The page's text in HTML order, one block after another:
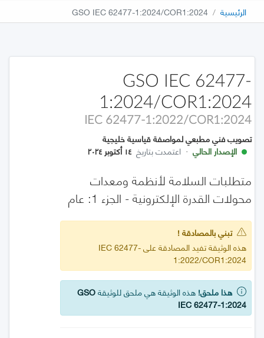
الرئيسية GSO IEC 62477-1:2024/COR1:2024
GSO IEC 62477-
1:2024/COR1:2024
IEC 62477-1:2022/COR1:2024
تصويب فني مطبعي لمواصفة قياسية خليجية
الإصدار الحالي · اعتمدت بتاريخ ١٤ أكتوبر ٢٠٢٤
متطلبات السلامة لأنظمة ومعدات
محولات القدرة الإلكترونية - الجزء 1: عام
تبني بالمصادقة !
هذه الوثيقة تفيد المصادقة على IEC 62477-
1:2022/COR1:2024
هذا ملحق! هذه الوثيقة هي ملحق للوثيقةGSO
IEC 62477-1:2024